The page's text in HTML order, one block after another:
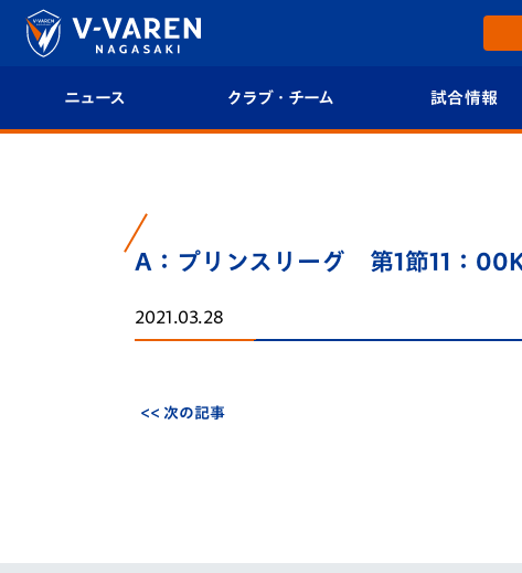
ニュース クラブ・チーム
クラブ概要
エンブレム紹介
試合情報
順位表
A：プリンスリーグ 第1節11：
2021.03.28
<< 次の記事